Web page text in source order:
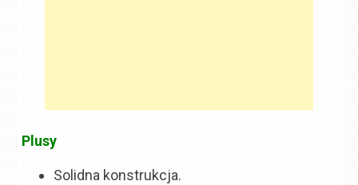
Plusy
Solidna konstrukcja.